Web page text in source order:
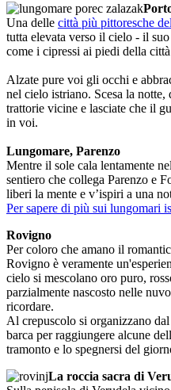
Una delle città più pittoresche
tutta elevata verso il cielo - il
come i cipressi ai piedi della
Alzate pure voi gli occhi e
nel cielo istriano. Scesa la
trattorie vicine e lasciate che il
in voi.
Lungomare, Parenzo
Mentre il sole cala lentamente
sentiero che collega Parenzo e
liberi la mente e v’ispiri a una
Per sapere di più sui lungomari
Rovigno
Per coloro che amano il
Rovigno è veramente
cielo si mescolano oro puro,
parzialmente nascosto nelle
ricordare.
Al crepuscolo si organizzano
barca per raggiungere alcune
tramonto e lo spegnersi del
La roccia sacra di